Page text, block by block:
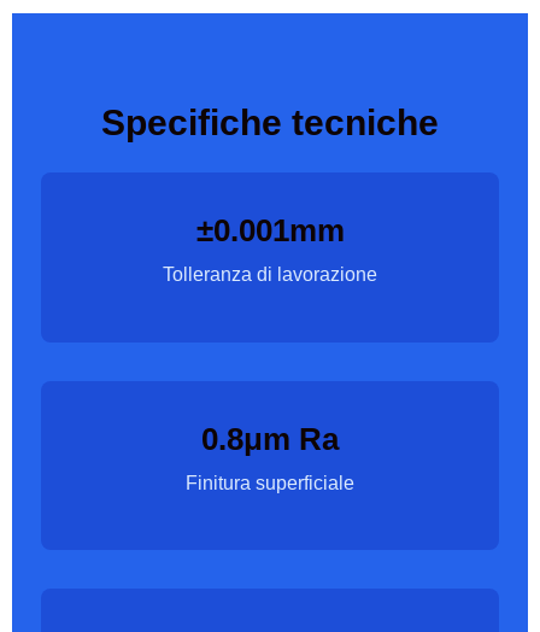
Specifiche tecniche
±0.001mm
Tolleranza di lavorazione
0.8μm Ra
Finitura superficiale